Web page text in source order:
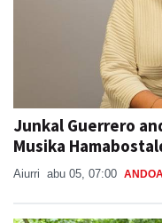
Junkal Guerrero
Musika
Aiurri abu 05, 07:00